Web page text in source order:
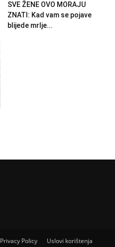
SVE ŽENE OVO MORAJU
ZNATI: Kad vam se pojave
blijede mrlje...
Privacy Policy Uslovi korištenja